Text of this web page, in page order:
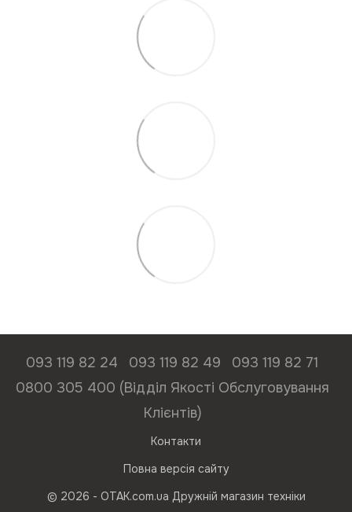
093 119 82 24 093 119 82 49
093 119 82 71
0800 305 400 (Відділ Якості Обслуговування
Клієнтів)
Контакти
Повна версія сайту
© 2026 - ОТАК.com.ua Дружній магазин техніки